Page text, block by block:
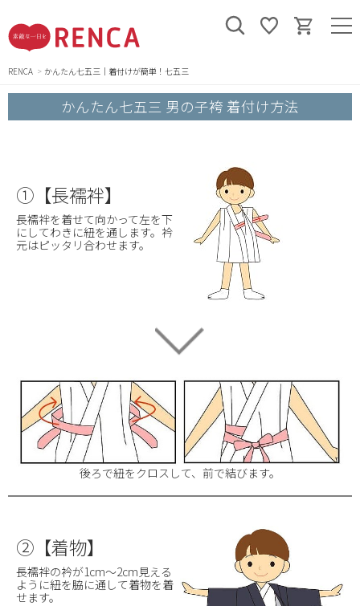
RENCA かんたん七五三｜着付けが簡単！七五三
かんたん七五三 男の子袴 着付け方法
①【長襦袢】
長襦袢を着せて向かって左を下
にしてわきに紐を通します。衿
元はピッタリ合わせます。
後ろで紐をクロスして、前で結びます。
②【着物】
長襦袢の衿が1cm～2cm見える
ように紐を脇に通して着物を着
せます。